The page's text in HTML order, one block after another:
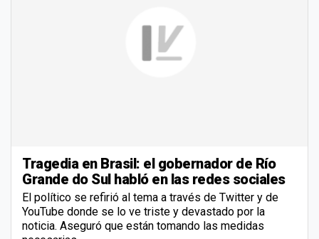
Tragedia en Brasil: el gobernador de Río
Grande do Sul habló en las redes sociales
El político se refirió al tema a través de Twitter y de
YouTube donde se lo ve triste y devastado por la
noticia. Aseguró que están tomando las medidas